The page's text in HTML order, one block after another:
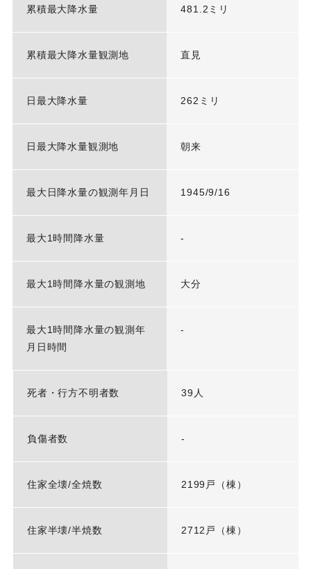
累積最大降水量 481.2ミリ
累積最大降水量観測地 直見
日最大降水量 262ミリ
日最大降水量観測地 朝来
最大日降水量の観測年月日 1945/9/16
最大1時間降水量 -
最大1時間降水量の観測地 大分
最大1時間降水量の観測年
月日時間
-
死者・行方不明者数 39人
負傷者数 -
住家全壊/全焼数 2199戸（棟）
住家半壊/半焼数 2712戸（棟）